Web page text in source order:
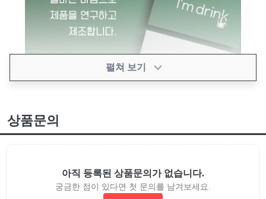
펼쳐 보기
상품문의
아직 등록된 상품문의가 없습니다.
궁금한 점이 있다면 첫 문의를 남겨보세요.